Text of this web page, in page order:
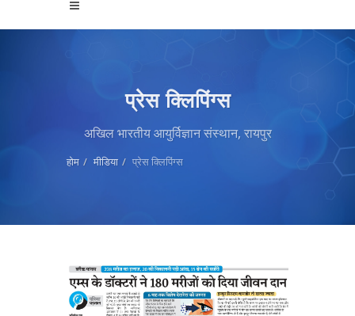
प्रेस क्लिपिंग्स
अखिल भारतीय आयुर्विज्ञान संस्थान, रायपुर
होम मीडिया प्रेस क्लिपिंग्स